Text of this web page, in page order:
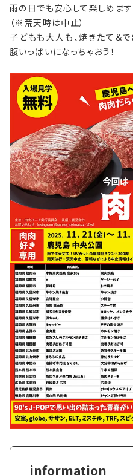
雨の日でも安心して楽しめます
（※荒天時は中止）
子どもも大人も、焼きたて＆
腹いっぱいになっちゃおう！